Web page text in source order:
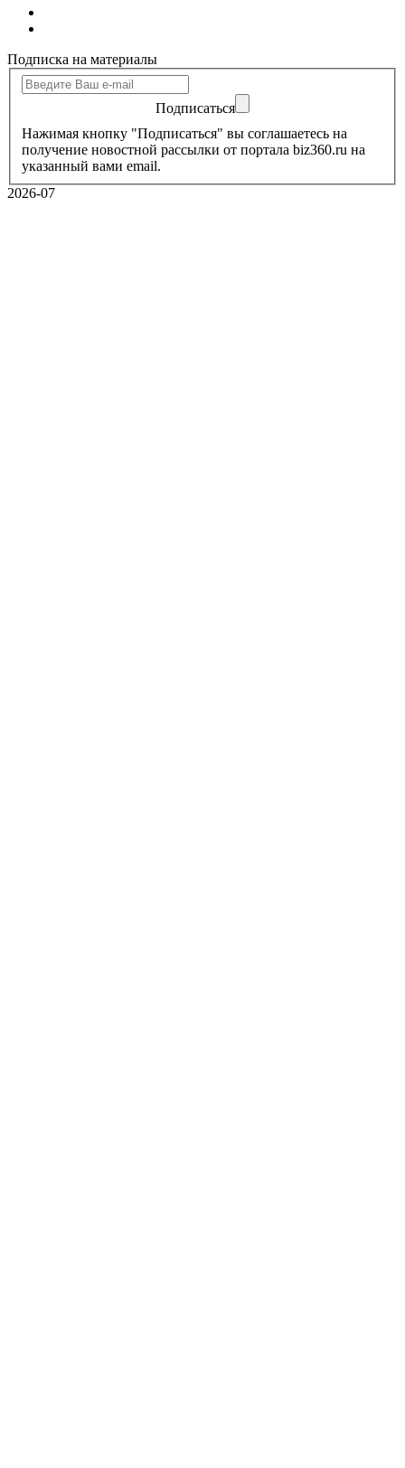
Подписка на материалы
Подписаться
Нажимая кнопку "Подписаться" вы соглашаетесь на
получение новостной рассылки от портала biz360.ru на
указанный вами email.
2026-07